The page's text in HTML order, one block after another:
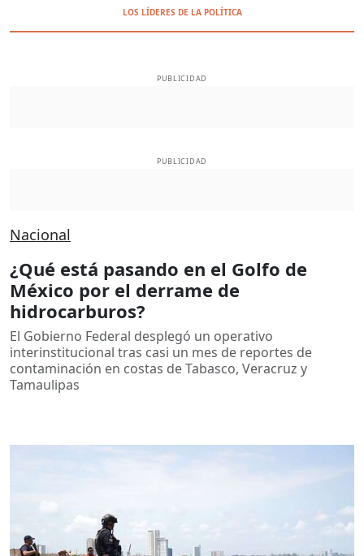
LOS LÍDERES DE LA POLÍTICA
PUBLICIDAD
PUBLICIDAD
Nacional
¿Qué está pasando en el Golfo de
México por el derrame de
hidrocarburos?
El Gobierno Federal desplegó un operativo
interinstitucional tras casi un mes de reportes de
contaminación en costas de Tabasco, Veracruz y
Tamaulipas